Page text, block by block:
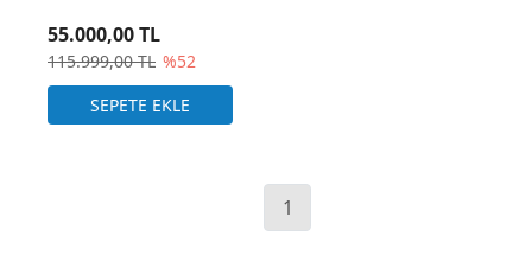
115.999,00 TL %52
55.000,00 TL
1